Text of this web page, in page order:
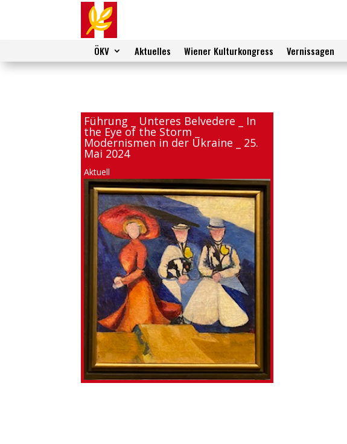
ÖKV Aktuelles Wiener Kulturkongress Vernissagen
Führung _ Unteres Belvedere _ In
the Eye of the Storm _
Modernismen in der Ukraine _ 25.
Mai 2024
Aktuell